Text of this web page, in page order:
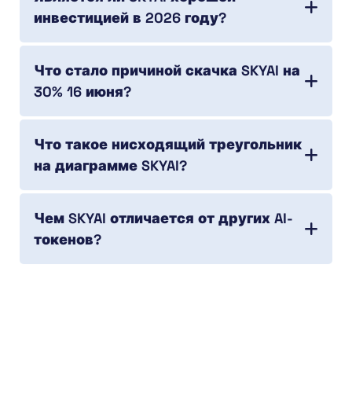
инвестицией в 2026 году?
Что стало причиной скачка SKYAI на
30% 16 июня?
Что такое нисходящий треугольник
на диаграмме SKYAI?
Чем SKYAI отличается от других AI-
токенов?